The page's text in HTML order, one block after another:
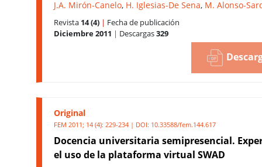
J.A. Mirón-Canelo, H. Iglesias-De Sena, M. Alonso-
Revista 14 (4) | Fecha de publicación
Diciembre 2011 | Descargas329
Original
FEM 2011; 14 (4): 229-234 | DOI: 10.33588/fem.144.617
Docencia universitaria semipresencial.
el uso de la plataforma virtual SWAD